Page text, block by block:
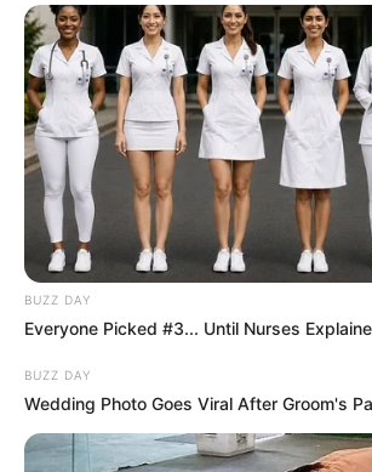
BUZZ DAY
Everyone Picked #3... Until Nurses
BUZZ DAY
Wedding Photo Goes Viral After Groom's